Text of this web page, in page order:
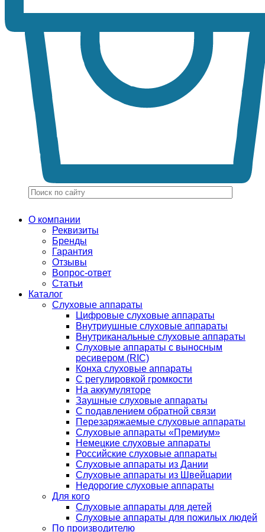
О компании
Реквизиты
Бренды
Гарантия
Отзывы
Вопрос-ответ
Статьи
Каталог
Слуховые аппараты
Цифровые слуховые аппараты
Внутриушные слуховые аппараты
Внутриканальные слуховые аппараты
Слуховые аппараты с выносным
ресивером (RIC)
Конха слуховые аппараты
С регулировкой громкости
На аккумуляторе
Заушные слуховые аппараты
C подавлением обратной связи
Перезаряжаемые слуховые аппараты
Слуховые аппараты «Премиум»
Немецкие слуховые аппараты
Российские слуховые аппараты
Слуховые аппараты из Дании
Слуховые аппараты из Швейцарии
Недорогие слуховые аппараты
Для кого
Слуховые аппараты для детей
Слуховые аппараты для пожилых людей
По производителю